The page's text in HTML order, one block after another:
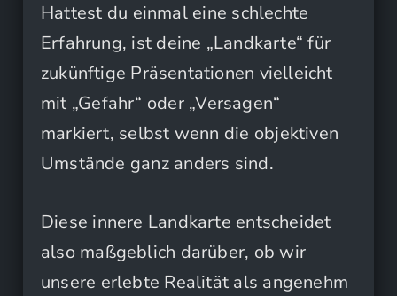
Hattest du einmal eine schlechte
Erfahrung, ist deine „Landkarte“ für
zukünftige Präsentationen vielleicht
mit „Gefahr“ oder „Versagen“
markiert, selbst wenn die objektiven
Umstände ganz anders sind.
Diese innere Landkarte entscheidet
also maßgeblich darüber, ob wir
unsere erlebte Realität als angenehm